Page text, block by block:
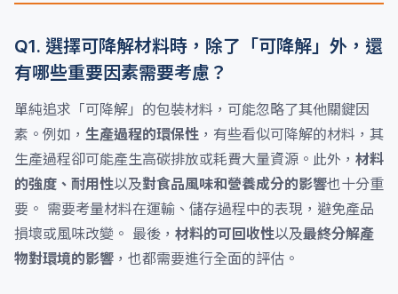
Q1. 選擇可降解材料時，除了「可降解」外，還
有哪些重要因素需要考慮？
單純追求「可降解」的包裝材料，可能忽略了其他關鍵因
素。例如， 生產過程的環保性 ，有些看似可降解的材料，其
生產過程卻可能產生高碳排放或耗費大量資源。此外， 材料
的強度、耐用性以及對食品風味和營養成分的影響也十分重
要。 需要考量材料在運輸、儲存過程中的表現，避免產品
損壞或風味改變。 最後， 材料的可回收性以及最終分解產
物對環境的影響 ，也都需要進行全面的評估。